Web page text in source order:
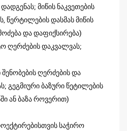
მიწის ნაკვეთების
წერტილების დასმას მიწის
და დაფიქსირება)
ღერძების დაკვალვას;
ღერძების და
გეგმიური ბაზური წეტილების
ან ბაზა როვერით)
საჭირო